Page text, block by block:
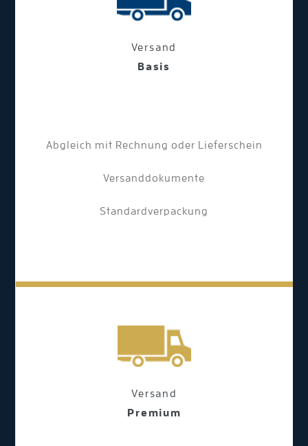
Versand
Basis
Abgleich mit Rechnung oder Lieferschein
Versanddokumente
Standardverpackung
Versand
Premium